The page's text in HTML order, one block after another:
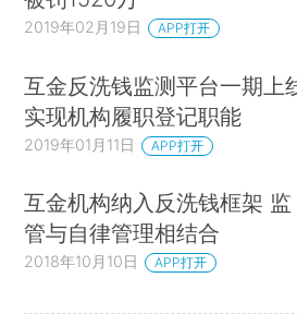
2019年02月19日 APP打开
互金反洗钱监测平台一期上
实现机构履职登记职能
2019年01月11日 APP打开
互金机构纳入反洗钱框架 监
管与自律管理相结合
2018年10月10日 APP打开